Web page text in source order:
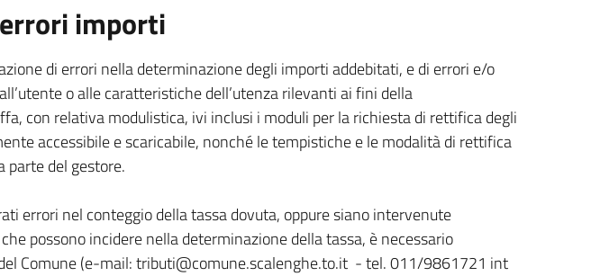
importi
di errori nella determinazione degli importi addebitati, e di errori e/o
o alle caratteristiche dell’utenza rilevanti ai fini della
con relativa modulistica, ivi inclusi i moduli per la richiesta di rettifica degli
accessibile e scaricabile, nonché le tempistiche e le modalità di rettifica
parte del gestore.
errori nel conteggio della tassa dovuta, oppure siano intervenute
possono incidere nella determinazione della tassa, è necessario
Comune (e-mail: tributi@comune.scalenghe.to.it - tel. 011/9861721 int